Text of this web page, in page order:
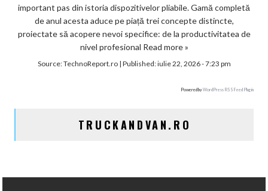
important pas din istoria dispozitivelor pliabile. Gamă completă
de anul acesta aduce pe piață trei concepte distincte,
proiectate să acopere nevoi specifice: de la productivitatea de
nivel profesional Read more »
Source:TechnoReport.ro| Published:iulie 22, 2026 - 7:23 pm
Powered byWordPress RSS Feed Plugin
TRUCKANDVAN.RO